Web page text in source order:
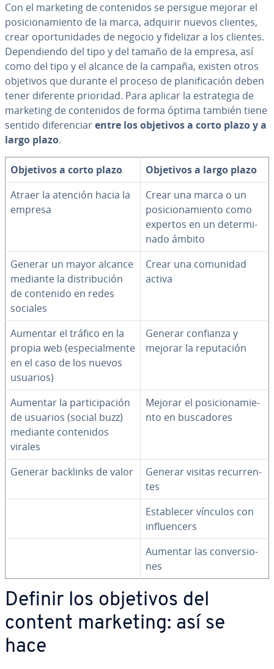
Con el marketing de co­n­te­ni­dos se persigue mejorar el
po­si­cio­na­mie­n­to de la marca, adquirir nuevos clientes,
crear opo­r­tu­ni­da­des de negocio y fidelizar a los clientes.
De­pe­n­die­n­do del tipo y del tamaño de la empresa, así
como del tipo y el alcance de la campaña, existen otros
objetivos que durante el proceso de pla­ni­fi­ca­ción deben
tener diferente prioridad. Para aplicar la es­tra­te­gia de
marketing de co­n­te­ni­dos de forma óptima también tiene
sentido di­fe­re­n­ciarentre los objetivos a corto plazo y a
largo plazo.
Objetivos a corto plazo
Objetivos a largo plazo
Atraer la atención hacia la
empresa
Crear una marca o un
po­si­cio­na­mie­n­to como
expertos en un de­te­r­mi­
na­do ámbito
Generar un mayor alcance
mediante la di­s­tri­bu­ción
de contenido en redes
sociales
Crear una comunidad
activa
Aumentar el tráfico en la
propia web (es­pe­cia­l­me­n­te
en el caso de los nuevos
usuarios)
Generar confianza y
mejorar la repu­tación
Aumentar la pa­r­ti­ci­pa­ción
de usuarios (social buzz)
mediante co­n­te­ni­dos
virales
Mejorar el po­si­cio­na­mie­
n­to en bu­s­ca­do­res
Generar backlinks de valor
Generar visitas re­cu­rre­n­
tes
Es­ta­ble­cer vínculos con
in­flue­n­ce­rs
Aumentar las co­n­ve­r­sio­
nes
Definir los objetivos del
content marketing: así se
hace